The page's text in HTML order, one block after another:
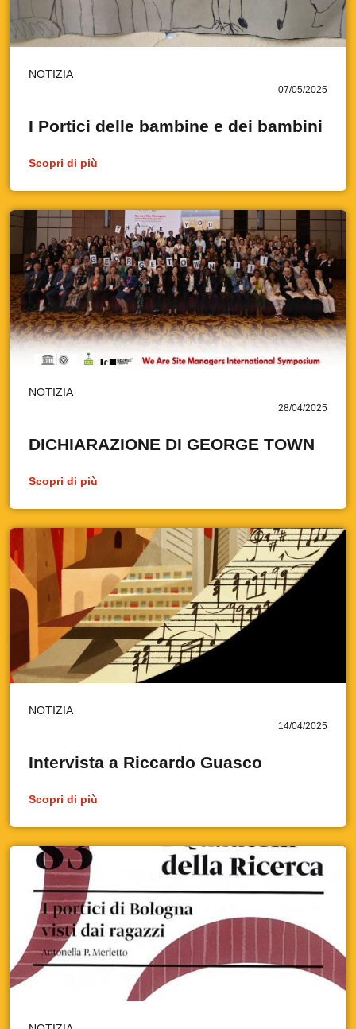
NOTIZIA
07/05/2025
I Portici delle bambine e dei bambini
Scopri di più
NOTIZIA
28/04/2025
DICHIARAZIONE DI GEORGE TOWN
Scopri di più
NOTIZIA
14/04/2025
Intervista a Riccardo Guasco
Scopri di più